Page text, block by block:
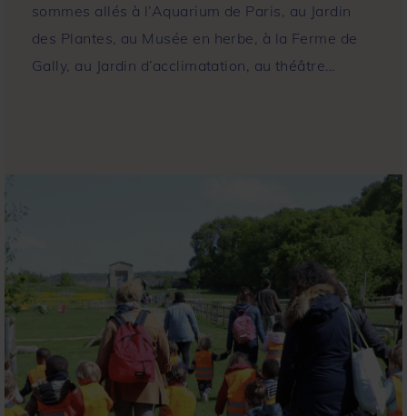
sommes allés à l’Aquarium de Paris, au Jardin
des Plantes, au Musée en herbe, à la Ferme de
Gally, au Jardin d’acclimatation, au théâtre…